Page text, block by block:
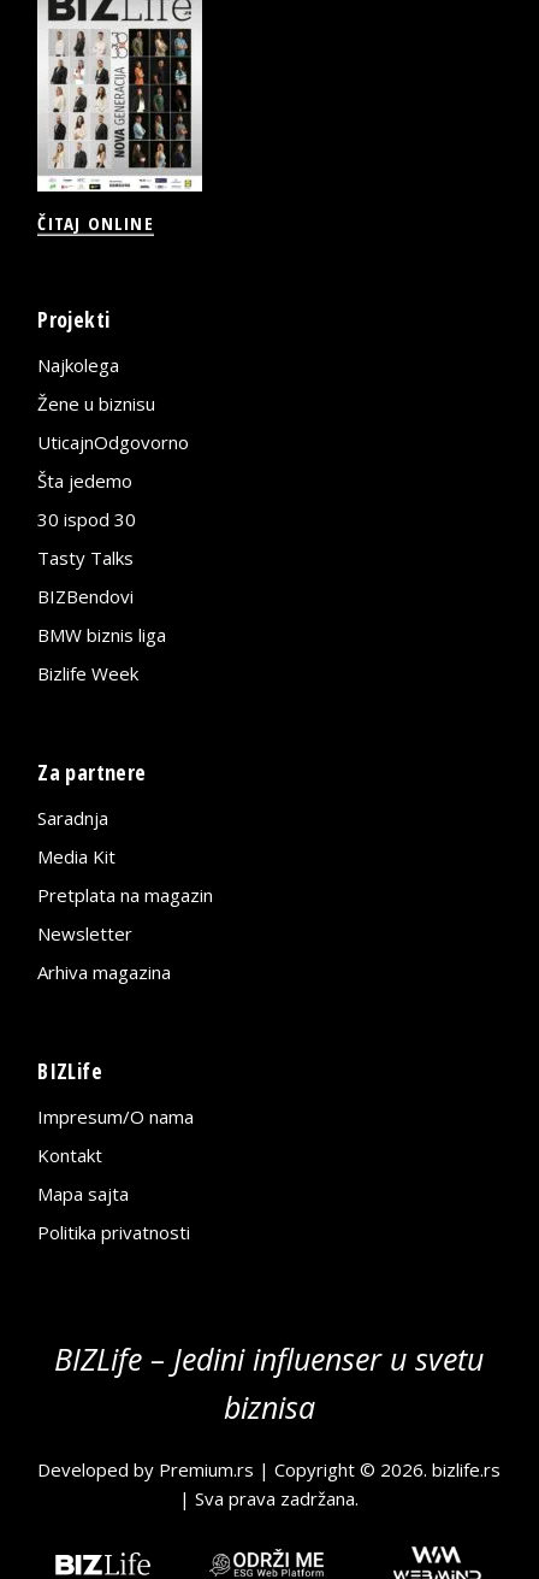
ČITAJ ONLINE
Projekti
Najkolega
Žene u biznisu
UticajnOdgovorno
Šta jedemo
30 ispod 30
Tasty Talks
BIZBendovi
BMW biznis liga
Bizlife Week
Za partnere
Saradnja
Media Kit
Pretplata na magazin
Newsletter
Arhiva magazina
BIZLife
Impresum/O nama
Kontakt
Mapa sajta
Politika privatnosti
BIZLife – Jedini influenser u svetu
biznisa
Developed by Premium.rs | Copyright © 2026.bizlife.rs
| Sva prava zadržana.